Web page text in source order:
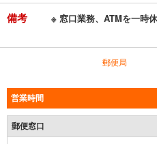
備考 ※ 窓口業務、ATMを一時
郵便局
営業時間
郵便窓口